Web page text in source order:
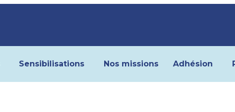
Sensibilisations Nos missions Adhésion